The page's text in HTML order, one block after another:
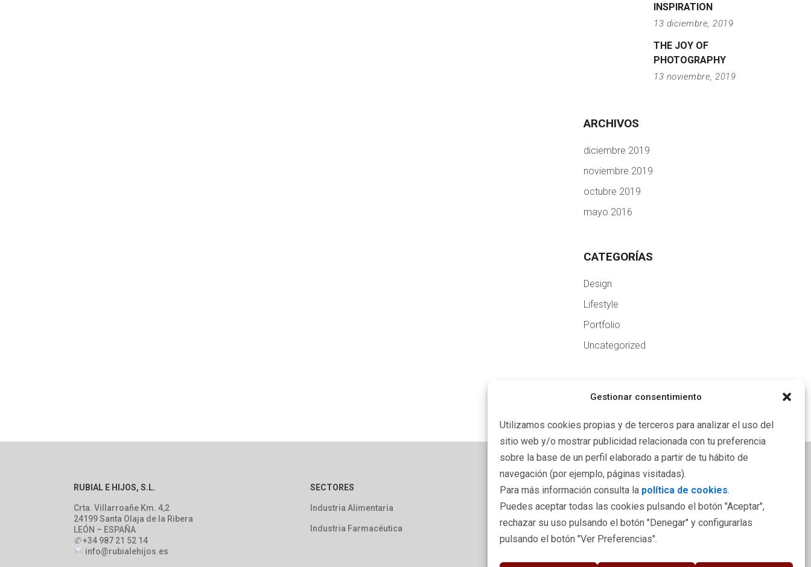
Gestionar consentimiento
Utilizamos cookies propias y de terceros para analizar el uso del
sitio web y/o mostrar publicidad relacionada con tu preferencia
sobre la base de un perfil elaborado a partir de tu hábito de
navegación (por ejemplo, páginas visitadas).
Para más información consulta la política de cookies.
Puedes aceptar todas las cookies pulsando el botón "Aceptar",
rechazar su uso pulsando el botón "Denegar" y configurarlas
pulsando el botón "Ver Preferencias".
INSPIRATION
13 diciembre, 2019
THE JOY OF
PHOTOGRAPHY
13 noviembre, 2019
ARCHIVOS
diciembre 2019
noviembre 2019
octubre 2019
mayo 2016
CATEGORÍAS
Design
Lifestyle
Portfolio
Uncategorized
RUBIAL E HIJOS, S.L.
Crta. Villarroañe Km. 4,2
24199 Santa Olaja de la Ribera
LEÓN – ESPAÑA
✆+34 987 21 52 14
info@rubialehijos.es
SECTORES
Industria Alimentaria
Industria Farmacéutica
INFORMACIÓN LEGAL
Política de Privacidad
Política de Cookies